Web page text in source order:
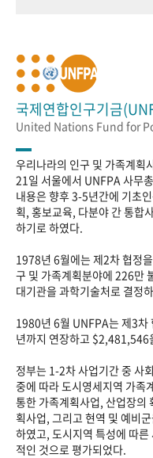
국제연합인구기금
United Nations Fund for
우리나라의 인구 및 가족계획
21일 서울에서 UNFPA 사무
내용은 향후 3-5년간에 기초
획, 홍보교육, 다분야 간 통합
하기로 하였다.
1978년 6월에는 제2차 협정
구 및 가족계획분야에 226만
대기관을 과학기술처로 결정
1980년 6월 UNFPA는 제3차
년까지 연장하고 $2,481,546
정부는 1-2차 사업기간 중 사
중에 따라 도시영세지역 가족
통한 가족계획사업, 산업장의
획사업, 그리고 현역 및 예비
하였고, 도시지역 특성에 따
적인 것으로 평가되었다.